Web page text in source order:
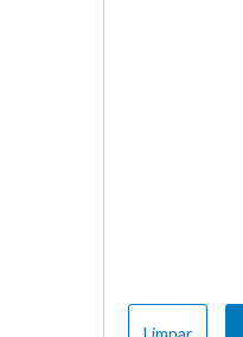
Limpar